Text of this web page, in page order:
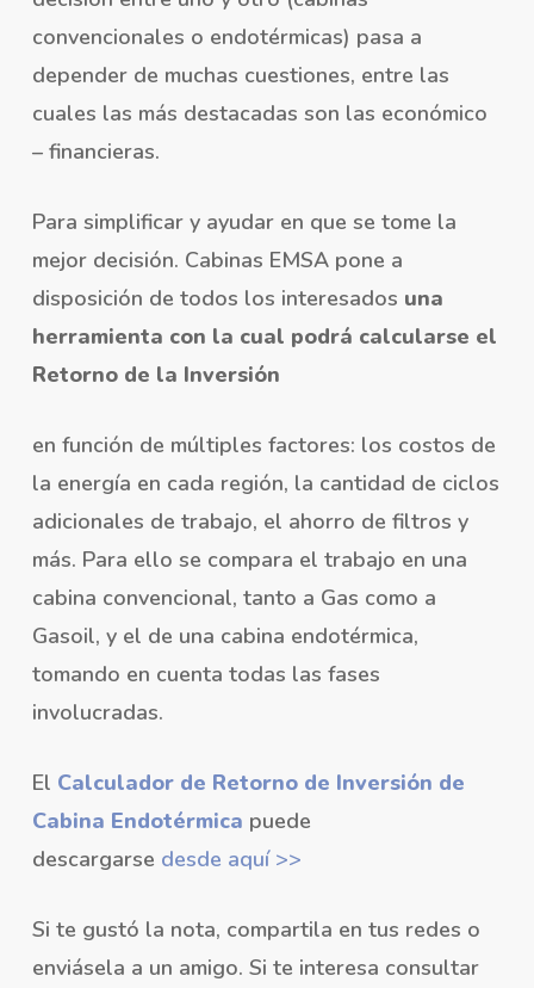
convencionales o endotérmicas) pasa a
depender de muchas cuestiones, entre las
cuales las más destacadas son las económico
– financieras.
Para simplificar y ayudar en que se tome la
mejor decisión. Cabinas EMSA pone a
disposición de todos los interesados una
herramienta con la cual podrá calcularse el
Retorno de la Inversión
en función de múltiples factores: los costos de
la energía en cada región, la cantidad de ciclos
adicionales de trabajo, el ahorro de filtros y
más. Para ello se compara el trabajo en una
cabina convencional, tanto a Gas como a
Gasoil, y el de una cabina endotérmica,
tomando en cuenta todas las fases
involucradas.
El Calculador de Retorno de Inversión de
Cabina Endotérmica puede
descargarse desde aquí >>
Si te gustó la nota, compartila en tus redes o
enviásela a un amigo. Si te interesa consultar